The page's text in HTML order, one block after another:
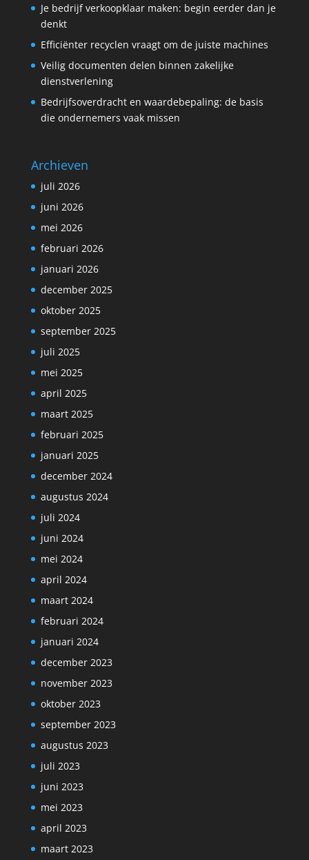
Je bedrijf verkoopklaar maken: begin eerder dan je
denkt
Efficiënter recyclen vraagt om de juiste machines
Veilig documenten delen binnen zakelijke
dienstverlening
Bedrijfsoverdracht en waardebepaling: de basis
die ondernemers vaak missen
Archieven
juli 2026
juni 2026
mei 2026
februari 2026
januari 2026
december 2025
oktober 2025
september 2025
juli 2025
mei 2025
april 2025
maart 2025
februari 2025
januari 2025
december 2024
augustus 2024
juli 2024
juni 2024
mei 2024
april 2024
maart 2024
februari 2024
januari 2024
december 2023
november 2023
oktober 2023
september 2023
augustus 2023
juli 2023
juni 2023
mei 2023
april 2023
maart 2023